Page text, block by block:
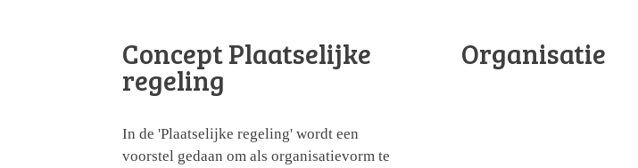
Concept Plaatselijke
regeling
In de 'Plaatselijke regeling' wordt een
voorstel gedaan om als organisatievorm te
Organisatie